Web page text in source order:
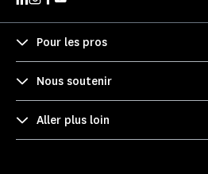
Pour les pros
Nous soutenir
Aller plus loin